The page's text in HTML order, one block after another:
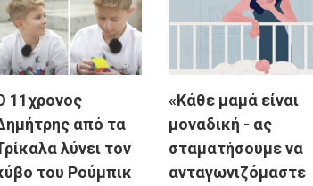
11χρονος
από τα
λύνει τον
του Ρούμπικ
«Κάθε μαμά είναι
μοναδική - ας
σταματήσουμε να
ανταγωνιζόμαστε